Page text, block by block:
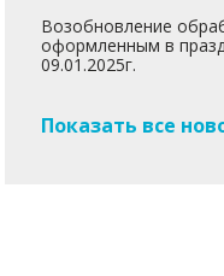
Возобновление
оформленным в
09.01.2025г.
Показать все